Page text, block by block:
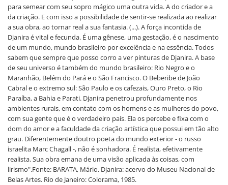
para semear com seu sopro mágico uma outra vida. A do criador e a
da criação. E com isso a possibilidade de sentir-se realizada ao realizar
a sua obra, ao tornar real a sua fantasia. (...). A força incontida de
Djanira é vital e fecunda. É uma gênese, uma gestação, é o nascimento
de um mundo, mundo brasileiro por excelência e na essência. Todos
sabem que sempre que posso corro a ver pinturas de Djanira. A base
de seu universo é também do mundo brasileiro: Rio Negro e o
Maranhão, Belém do Pará e o São Francisco. O Beberibe de João
Cabral e o extremo sul: São Paulo e os cafezais, Ouro Preto, o Rio
Paraíba, a Bahia e Parati. Djanira penetrou profundamente nos
ambientes rurais, em contato com os homens e as mulheres do povo,
com sua gente que é o verdadeiro país. Ela os percebe e fixa com o
dom do amor e a faculdade da criação artística que possui em tão alto
grau. Diferentemente doutro poeta do mundo exterior - o russo
israelita Marc Chagall -, não é sonhadora. É realista, efetivamente
realista. Sua obra emana de uma visão aplicada às coisas, com
lirismo".Fonte: BARATA, Mário. Djanira: acervo do Museu Nacional de
Belas Artes. Rio de Janeiro: Colorama, 1985.